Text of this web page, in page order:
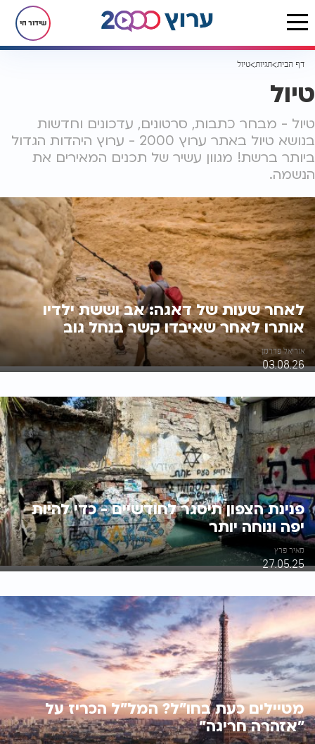
שידור חי
דף הבית תגיות טיול
טיול
טיול - מבחר כתבות, סרטונים, עדכונים וחדשות
בנושא טיול באתר ערוץ 2000 - ערוץ היהדות הגדול
ביותר ברשת! מגוון עשיר של תכנים המאירים את
הנשמה.
לאחר שעות של דאגה: אב וששת ילדיו
אותרו לאחר שאיבדו קשר בנחל גוב
אוריאל פדרמן
03.08.26
פנינת הצפון תיסגר לחודשיים - כדי להיות
יפה ונוחה יותר
מאיר פרץ
27.05.25
מטיילים כעת בחו"ל? המל"ל הכריז על
"אזהרה חריגה"